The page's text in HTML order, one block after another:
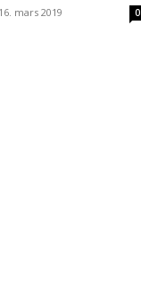
16. mars 2019 0